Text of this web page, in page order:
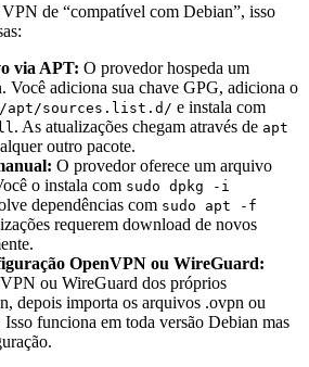
de “compatível com Debian”, isso
via APT: O provedor hospeda um
Você adiciona sua chave GPG, adiciona o
apt/sources.list.d/ e instala com
. As atualizações chegam através de apt
outro pacote.
O provedor oferece um arquivo
o instala com sudo dpkg -i
dependências com sudo apt -f
requerem download de novos
OpenVPN ou WireGuard:
ou WireGuard dos próprios
depois importa os arquivos .ovpn ou
funciona em toda versão Debian mas